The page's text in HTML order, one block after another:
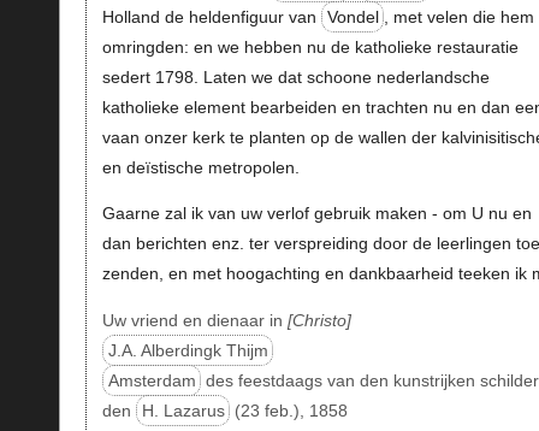
Holland de heldenfiguur van
Vondel
, met velen die hem
omringden: en we hebben nu de katholieke restauratie
sedert 1798. Laten we dat schoone nederlandsche
katholieke element bearbeiden en trachten nu en dan
vaan onzer kerk te planten op de wallen der
en deïstische metropolen.
Gaarne zal ik van uw verlof gebruik maken - om U nu en
dan berichten enz. ter verspreiding door de leerlingen
zenden, en met hoogachting en dankbaarheid teeken ik
Uw vriend en dienaar in Christo
J.A. Alberdingk Thijm
Amsterdam des feestdaags van den kunstrijken
den
H. Lazarus (23 feb.), 1858